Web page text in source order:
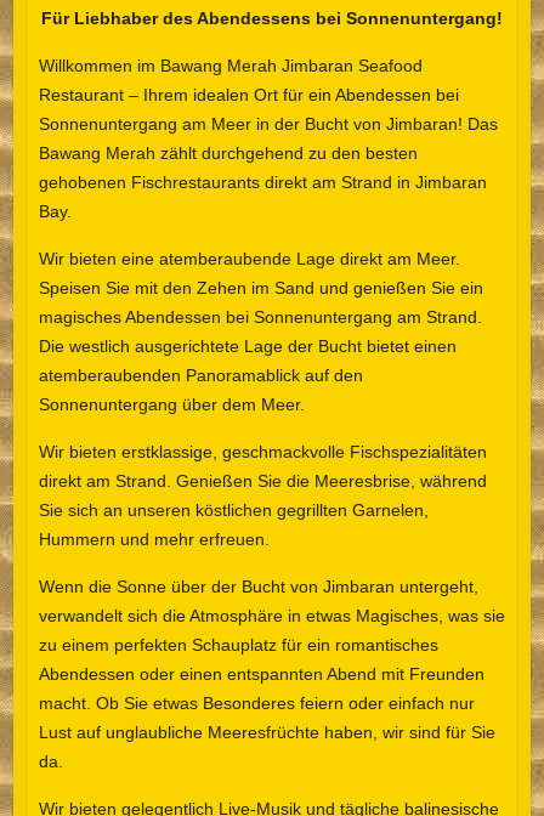
Für Liebhaber des Abendessens bei Sonnenuntergang!
Willkommen im Bawang Merah Jimbaran Seafood
Restaurant – Ihrem idealen Ort für ein Abendessen bei
Sonnenuntergang am Meer in der Bucht von Jimbaran! Das
Bawang Merah zählt durchgehend zu den besten
gehobenen Fischrestaurants direkt am Strand in Jimbaran
Bay.
Wir bieten eine atemberaubende Lage direkt am Meer.
Speisen Sie mit den Zehen im Sand und genießen Sie ein
magisches Abendessen bei Sonnenuntergang am Strand.
Die westlich ausgerichtete Lage der Bucht bietet einen
atemberaubenden Panoramablick auf den
Sonnenuntergang über dem Meer.
Wir bieten erstklassige, geschmackvolle Fischspezialitäten
direkt am Strand. Genießen Sie die Meeresbrise, während
Sie sich an unseren köstlichen gegrillten Garnelen,
Hummern und mehr erfreuen.
Wenn die Sonne über der Bucht von Jimbaran untergeht,
verwandelt sich die Atmosphäre in etwas Magisches, was sie
zu einem perfekten Schauplatz für ein romantisches
Abendessen oder einen entspannten Abend mit Freunden
macht. Ob Sie etwas Besonderes feiern oder einfach nur
Lust auf unglaubliche Meeresfrüchte haben, wir sind für Sie
da.
Wir bieten gelegentlich Live-Musik und tägliche balinesische